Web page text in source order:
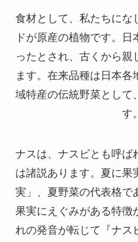
食材として、私たちにな
ドが原産の植物です。
ったとされ、古くから親
ます。在来品種は日本
域特産の伝統野菜として
す。
ナスは、ナスビとも呼ば
は諸説あります。夏に果
実」、夏野菜の代表格で
果実にえぐみがある特徴
れの発音が転じて『ナス